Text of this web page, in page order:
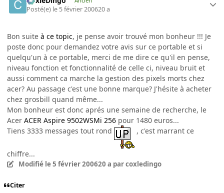
Posté(e) le 5 février 200620 a
Bon suite à ce topic, je pense avoir trouvé mon bonheur !!! Je
poste donc pour demandez votre avis sur ce portable et si
quelqu'un à ce portable, merci de me dire ce qu'il en pense,
niveau fonction et fonctionnalité de celle ci, niveau bruit et
aussi comment ca marche la gestion des pixels morts chez
acer? Au passage c'est une bonne marque? J'hésite à acheter
chez grosbill quand même...
Mon bonheur est donc aprés une semaine de recherche, le
Acer ACER Aspire 9502WSMi 256 pour 1480 euros...
Tiens 3333 messages tout rond
, c'est marrant ce
chiffre...
Modifié le 5 février 200620 a par coxledingo
Citer